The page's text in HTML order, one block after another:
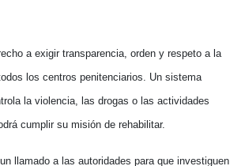
a exigir transparencia, orden y respeto a la
los centros penitenciarios. Un sistema
la violencia, las drogas o las actividades
cumplir su misión de rehabilitar.
llamado a las autoridades para que investiguen